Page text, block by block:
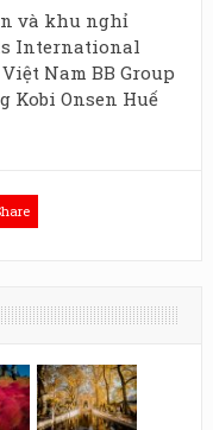
và khu nghỉ
International
Nam BB Group
Kobi Onsen Huế